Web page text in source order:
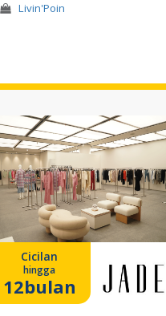
Livin'Poin
Cicilan
hingga
12bulan